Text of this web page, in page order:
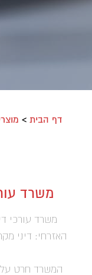
דף הבית >
משרד
משרד עורכי
האזרחי: דיני
המשרד חרט על